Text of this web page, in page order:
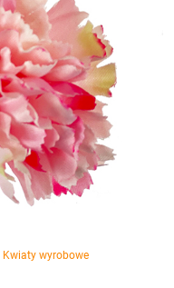
Kwiaty wyrobowe